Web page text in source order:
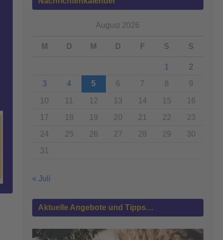
August 2026
M D M D F S S
1
2
3
4 5 6 7 8 9
10 11 12 13 14 15
16
17
18 19 20 21 22
23
24
25 26 27 28 29
30
31
« Juli
Aktuelle Angebote und Tipps…